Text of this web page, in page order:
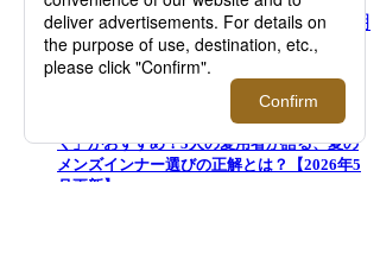
夏のズボン下の汗対策には「ロンパンをは
く」がおすすめ！3人の愛用者が語る、夏の
メンズインナー選びの正解とは？【2026年5
月更新】